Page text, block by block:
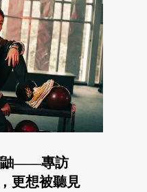
鼬——專訪
更想被聽見